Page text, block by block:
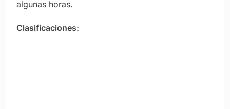
algunas horas.
Clasificaciones: